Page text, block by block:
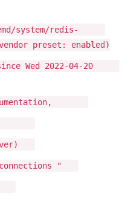
system/redis-
preset: enabled)
Wed 2022-04-20
,Docs: http://redis.io/documentation
" Status: "Ready to accept connections